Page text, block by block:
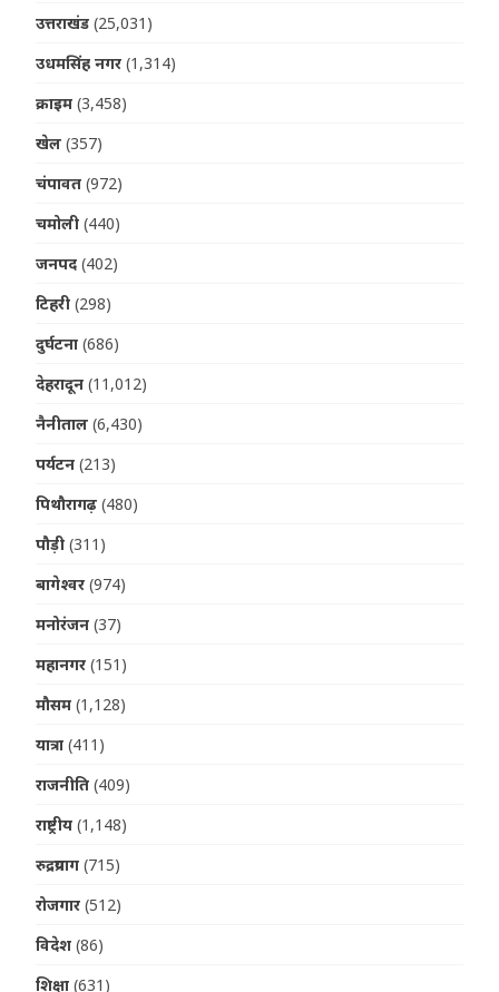
उत्तराखंड (25,031)
उधमसिंह नगर (1,314)
क्राइम (3,458)
खेल (357)
चंपावत (972)
चमोली (440)
जनपद (402)
टिहरी (298)
दुर्घटना (686)
देहरादून (11,012)
नैनीताल (6,430)
पर्यटन (213)
पिथौरागढ़ (480)
पौड़ी (311)
बागेश्वर (974)
मनोरंजन (37)
महानगर (151)
मौसम (1,128)
यात्रा (411)
राजनीति (409)
राष्ट्रीय (1,148)
रुद्रप्रयाग (715)
रोजगार (512)
विदेश (86)
शिक्षा (631)